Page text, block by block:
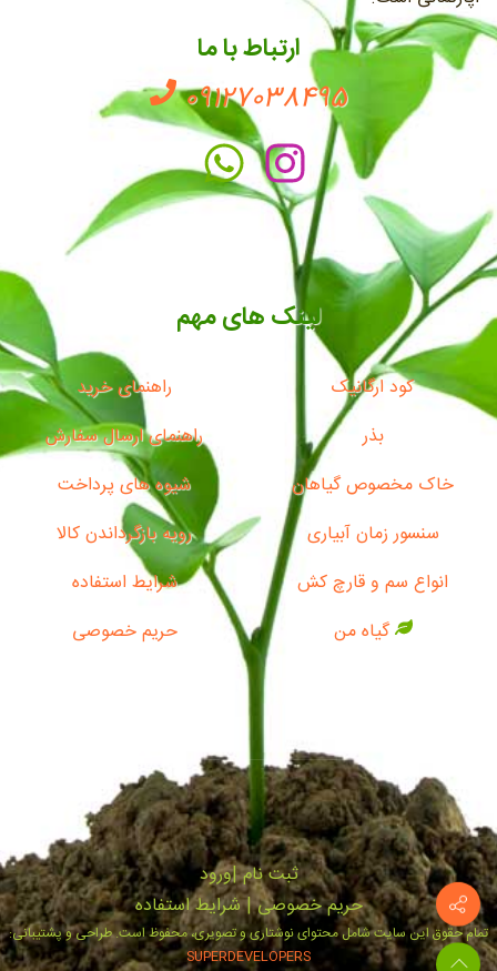
ارتباط با ما
09127038495
لینک های مهم
کود ارگانیک
بذر
خاک مخصوص گیاهان
سنسور زمان آبیاری
انواع سم و قارچ کش
گیاه من
راهنمای خرید
راهنمای ارسال سفارش
شیوه های پرداخت
رویه بازگرداندن کالا
شرایط استفاده
حریم خصوصی
ثبت‌ نام|ورود
حریم خصوصی|شرایط استفاده
تمام حقوق این سایت شامل محتوای نوشتاری و تصویری، محفوظ است. طراحی و پشتیبانی:
SUPERDEVELOPERS